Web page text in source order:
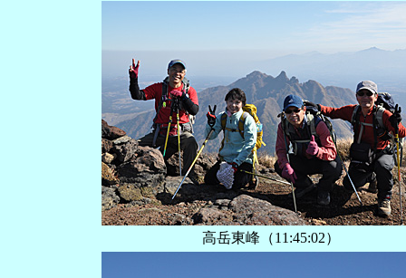
高岳東峰（‏‎11:45:02）